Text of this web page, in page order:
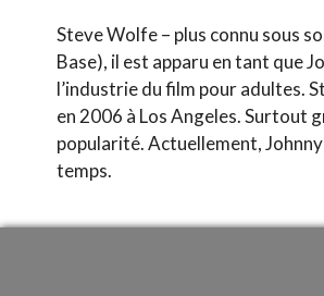
Steve Wolfe – plus connu sous
Base), il est apparu en tant que
l’industrie du film pour adultes.
en 2006 à Los Angeles. Surtout
popularité. Actuellement,
temps.